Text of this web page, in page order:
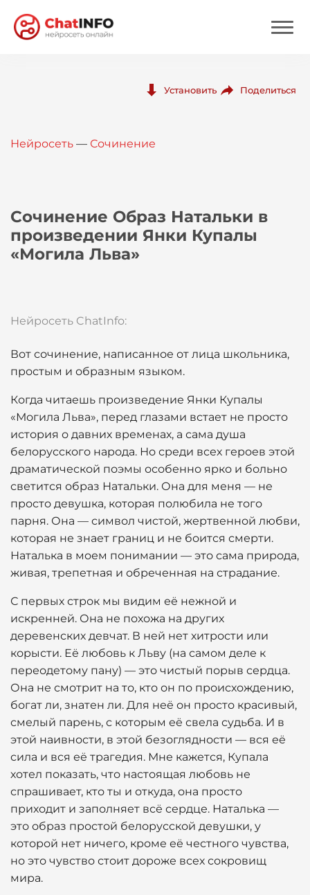
Вход
Установить Поделиться
Нейросеть — Сочинение
Сочинение Образ Натальки в
произведении Янки Купалы
«Могила Льва»
Нейросеть ChatInfo:
Вот сочинение, написанное от лица школьника,
простым и образным языком.
Когда читаешь произведение Янки Купалы
«Могила Льва», перед глазами встает не просто
история о давних временах, а сама душа
белорусского народа. Но среди всех героев этой
драматической поэмы особенно ярко и больно
светится образ Натальки. Она для меня — не
просто девушка, которая полюбила не того
парня. Она — символ чистой, жертвенной любви,
которая не знает границ и не боится смерти.
Наталька в моем понимании — это сама природа,
живая, трепетная и обреченная на страдание.
С первых строк мы видим её нежной и
искренней. Она не похожа на других
деревенских девчат. В ней нет хитрости или
корысти. Её любовь к Льву (на самом деле к
переодетому пану) — это чистый порыв сердца.
Она не смотрит на то, кто он по происхождению,
богат ли, знатен ли. Для неё он просто красивый,
смелый парень, с которым её свела судьба. И в
этой наивности, в этой безоглядности — вся её
сила и вся её трагедия. Мне кажется, Купала
хотел показать, что настоящая любовь не
спрашивает, кто ты и откуда, она просто
приходит и заполняет всё сердце. Наталька —
это образ простой белорусской девушки, у
которой нет ничего, кроме её честного чувства,
но это чувство стоит дороже всех сокровищ
мира.